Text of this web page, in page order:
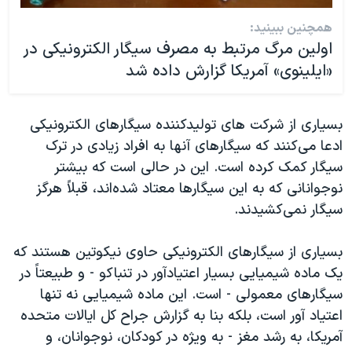
همچنین ببینید:
اولین مرگ مرتبط به مصرف سیگار الکترونیکی در
«ایلینوی» آمریکا گزارش داده شد
بسیاری از شرکت های تولیدکننده سیگارهای الکترونیکی
ادعا می‌‌کنند که سیگارهای آنها به افراد زیادی در ترک
سیگار کمک کرده است. این در حالی است که بیشتر
نوجوانانی که به این سیگارها معتاد شده‌‌اند، قبلاً هرگز
سیگار نمی‌کشیدند.
بسیاری از سیگارهای الکترونیکی حاوی نیکوتین هستند که
یک ماده شیمیایی بسیار اعتیادآور در تنباکو - و طبیعتاً در
سیگارهای معمولی - است. این ماده شیمیایی نه تنها
اعتیاد آور است، بلکه بنا به گزارش جراح کل ایالات متحده
آمریکا، به رشد مغز - به ویژه در کودکان، نوجوانان، و